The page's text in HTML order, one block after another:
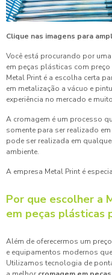
Clique nas imagens para
Você está procurando por
em peças plásticas com
Metal Print é a escolha certa
em metalização a vácuo e
experiência no mercado e
A cromagem é um processo
somente para ser realizado
pode ser realizada em
ambiente.
A empresa Metal Print é
Por que escolher a
em peças plásticas
Além de oferecermos um
e equipamentos modernos
Utilizamos tecnologia de